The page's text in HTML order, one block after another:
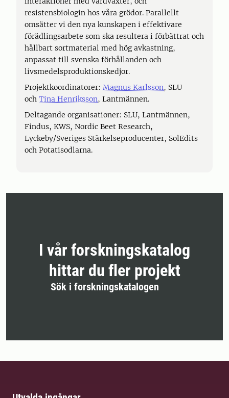
resistensbiologin hos våra grödor. Parallellt
omsätter vi den nya kunskapen i effektivare
förädlingsarbete som ska resultera i förbättrat och
hållbart sortmaterial med hög avkastning,
anpassat till svenska förhållanden och
livsmedelsproduktionskedjor.
Projektkoordinatorer: Magnus Karlsson, SLU
och Tina Henriksson, Lantmännen.
Deltagande organisationer: SLU, Lantmännen,
Findus, KWS, Nordic Beet Research,
Lyckeby/Sveriges Stärkelseproducenter, SolEdits
och Potatisodlarna.
I vår forskningskatalog
hittar du fler projekt
Sök i forskningskatalogen